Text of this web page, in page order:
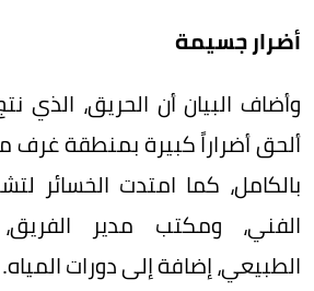
أضرار جسيمة
وأضاف البيان أن الحريق، الذي
ألحق أضراراً كبيرة بمنطقة غرف
بالكامل، كما امتدت الخسائر
الفني، ومكتب مدير
الطبيعي، إضافة إلى دورات المياه.